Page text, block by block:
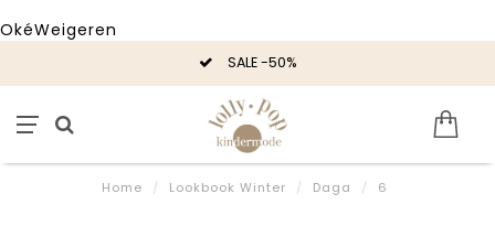
OkéWeigeren
SALE -50%
Home / Lookbook Winter / Daga / 6